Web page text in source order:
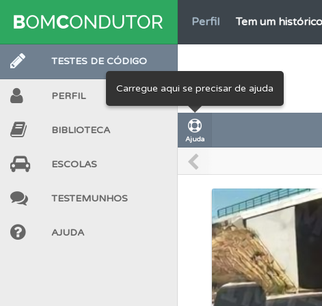
Perfil Tem um
Testes Deve fazer o
Testes O teste
O Índice Bom
Biblioteca Consulte o
Ajuda Use os atalhos
TESTES DE CÓDIGO
PERFIL
BIBLIOTECA
ESCOLAS
TESTEMUNHOS
AJUDA
Ajuda
Carregue aqui se precisar de ajuda